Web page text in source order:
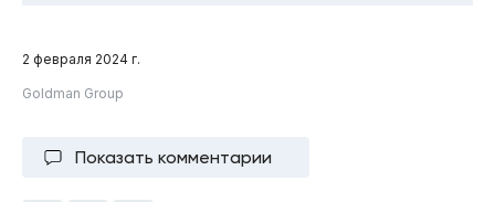
2 февраля 2024 г.
Goldman Group
Показать комментарии